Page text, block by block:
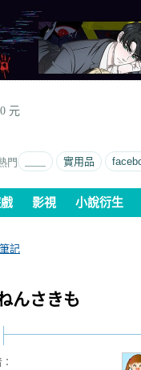
元
實用品
影視 小說衍生
記
んさきも